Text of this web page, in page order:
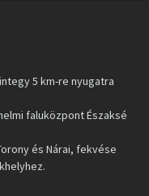
5 km-re nyugatra
faluközpont Északsé
és Nárai, fekvése